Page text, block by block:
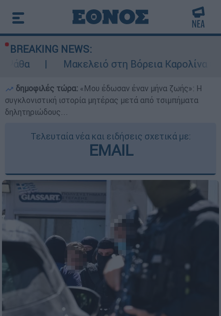
BREAKING NEWS:
Μακελειό στη Βόρεια Καρολίνα ύστερα από
δημοφιλές τώρα: «Μου έδωσαν έναν μήνα ζωής»: Η
συγκλονιστική ιστορία μητέρας μετά από τσιμπήματα
δηλητηριώδους...
Τελευταία νέα και ειδήσεις σχετικά με:
EMAIL